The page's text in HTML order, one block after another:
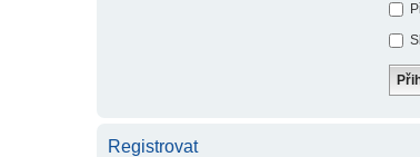
Registrovat